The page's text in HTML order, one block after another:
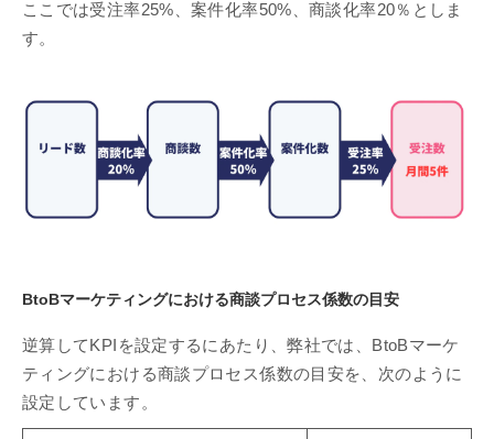
ここでは受注率25%、案件化率50%、商談化率20％としま
す。
BtoBマーケティングにおける商談プロセス係数の目安
逆算してKPIを設定するにあたり、弊社では、BtoBマーケ
ティングにおける商談プロセス係数の目安を、次のように
設定しています。